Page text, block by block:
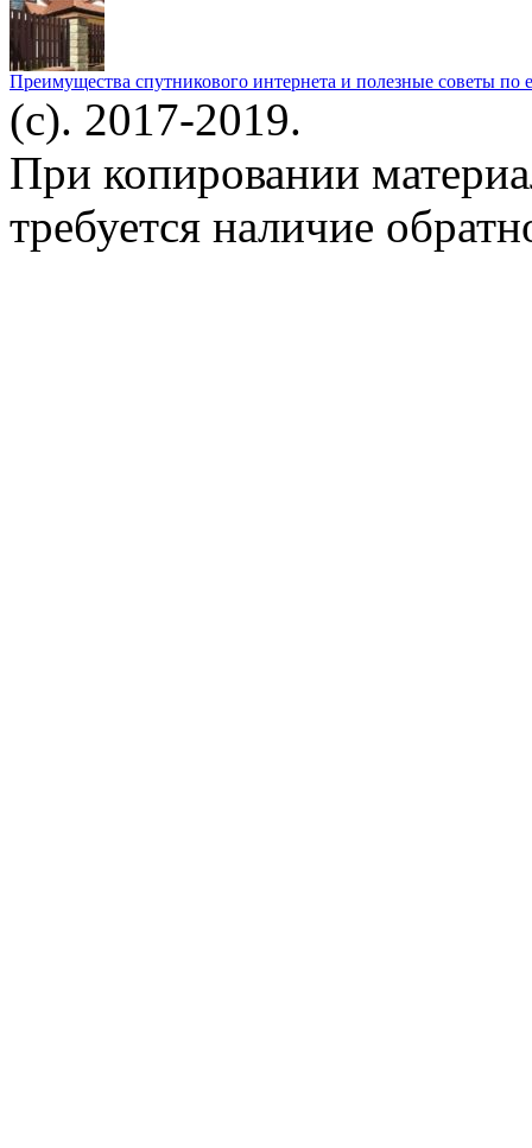
Преимущества спутникового интернета и полезные советы по
(c). 2017-2019.
При копировании
требуется наличие